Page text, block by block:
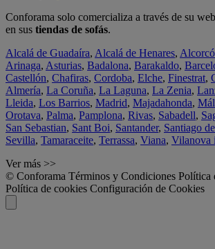
Conforama solo comercializa a través de su
en sus tiendas de sofás.
Alcalá de Guadaíra, Alcalá de Henares,
Arinaga, Asturias, Badalona, Barakaldo,
Castellón, Chafiras, Cordoba, Elche, Finestrat,
Almería, La Coruña, La Laguna, La Zenia,
Lleida, Los Barrios, Madrid, Majadahonda,
Orotava, Palma, Pamplona, Rivas, Sabadell,
San Sebastian, Sant Boi, Santander, Santiago
Sevilla, Tamaraceite, Terrassa, Viana, Vilanova
Ver más >>
© Conforama Términos y Condiciones Política
Política de cookies Configuración de Cookies